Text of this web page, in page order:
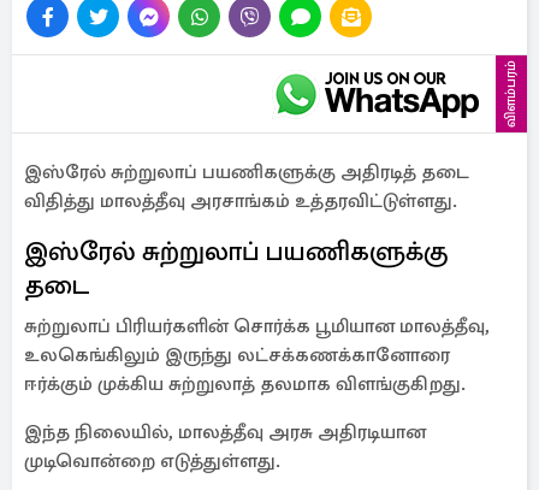
விளம்பரம்
இஸ்ரேல் சுற்றுலாப் பயணிகளுக்கு அதிரடித் தடை
விதித்து மாலத்தீவு அரசாங்கம் உத்தரவிட்டுள்ளது.
இஸ்ரேல் சுற்றுலாப் பயணிகளுக்கு
தடை
சுற்றுலாப் பிரியர்களின் சொர்க்க பூமியான மாலத்தீவு,
உலகெங்கிலும் இருந்து லட்சக்கணக்கானோரை
ஈர்க்கும் முக்கிய சுற்றுலாத் தலமாக விளங்குகிறது.
இந்த நிலையில், மாலத்தீவு அரசு அதிரடியான
முடிவொன்றை எடுத்துள்ளது.